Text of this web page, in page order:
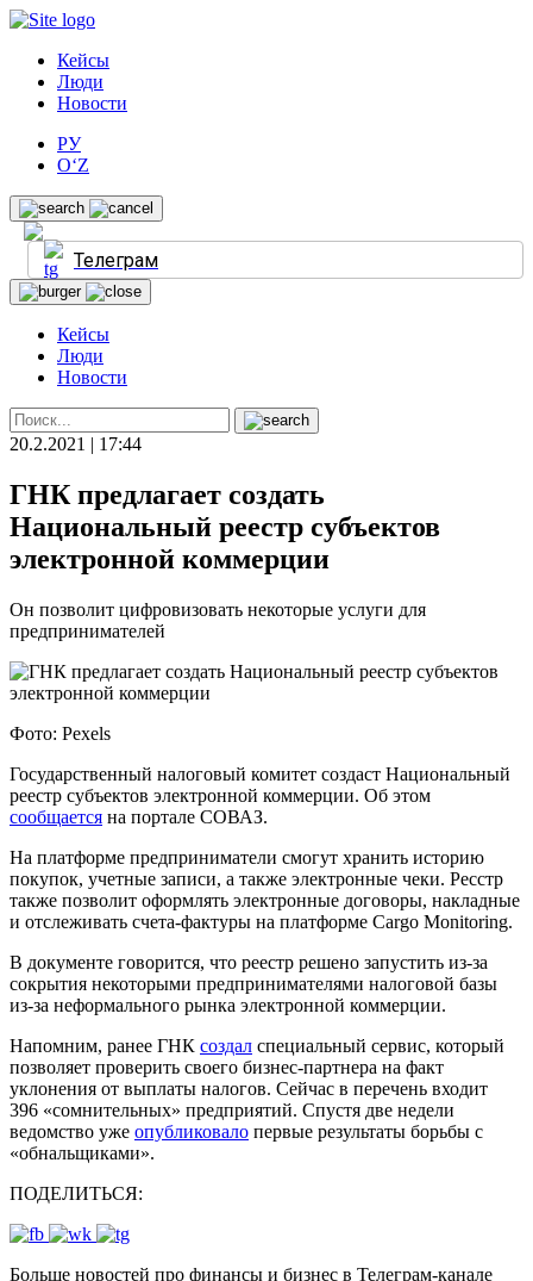
Кейсы
Люди
Новости
РУ
O‘Z
Телеграм
Кейсы
Люди
Новости
20.2.2021 | 17:44
ГНК предлагает создать
Национальный реестр субъектов
электронной коммерции
Он позволит цифровизовать некоторые услуги для
предпринимателей
Фото: Pexels
Государственный налоговый комитет создаст Национальный
реестр субъектов электронной коммерции. Об этом
сообщается на портале СОВАЗ.
На платформе предприниматели смогут хранить историю
покупок, учетные записи, а также электронные чеки. Ресстр
также позволит оформлять электронные договоры, накладные
и отслеживать счета-фактуры на платформе Cargo Monitoring.
В документе говорится, что реестр решено запустить из-за
сокрытия некоторыми предпринимателями налоговой базы
из-за неформального рынка электронной коммерции.
Напомним, ранее ГНК создал специальный сервис, который
позволяет проверить своего бизнес-партнера на факт
уклонения от выплаты налогов. Сейчас в перечень входит
396 «сомнительных» предприятий. Спустя две недели
ведомство уже опубликовало первые результаты борьбы с
«обнальщиками».
ПОДЕЛИТЬСЯ:
Больше новостей про финансы и бизнес в Телеграм-канале